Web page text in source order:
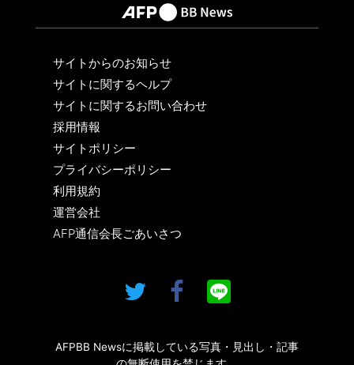
サイトからのお知らせ
サイトに関するヘルプ
サイトに関するお問い合わせ
採用情報
サイトポリシー
プライバシーポリシー
利用規約
運営会社
AFP通信会長ごあいさつ
AFPBB Newsに掲載している写真・見出し・記事